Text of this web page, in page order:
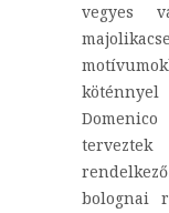
vegyes
köténnyel
bolognai